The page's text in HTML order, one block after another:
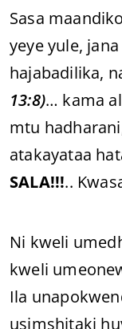
Sasa
yeye yule,
hajabadilika,
13:8)… kama
mtu
atakayataa
SALA!!!..
Ni kweli
kweli
Ila
usimshitaki